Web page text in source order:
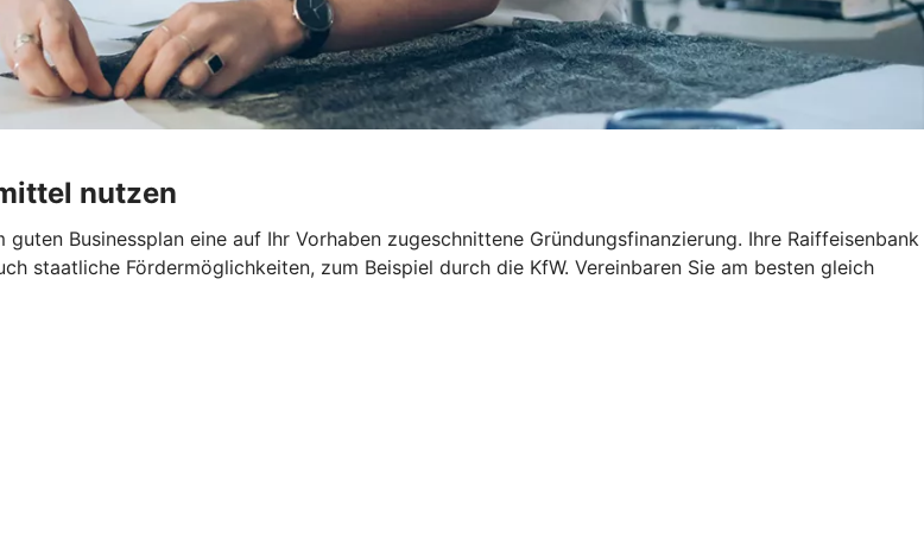
nutzen
Businessplan eine auf Ihr Vorhaben zugeschnittene Gründungsfinanzierung. Ihre Raiffeisenbank
staatliche Fördermöglichkeiten, zum Beispiel durch die KfW. Vereinbaren Sie am besten gleich